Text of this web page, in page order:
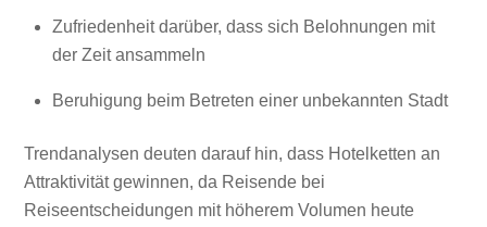
Zufriedenheit darüber, dass sich Belohnungen mit
der Zeit ansammeln
Beruhigung beim Betreten einer unbekannten Stadt
Trendanalysen deuten darauf hin, dass Hotelketten an
Attraktivität gewinnen, da Reisende bei
Reiseentscheidungen mit höherem Volumen heute